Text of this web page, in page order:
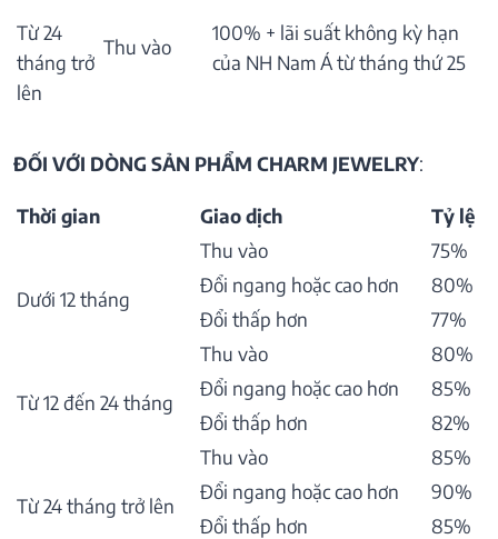
Từ 24
tháng trở
lên
Thu vào
100% + lãi suất không kỳ hạn
của NH Nam Á từ tháng thứ 25
ĐỐI VỚI DÒNG SẢN PHẨM CHARM JEWELRY:
Thời gian Giao dịch Tỷ lệ
Dưới 12 tháng
Thu vào
75%
Đổi ngang hoặc cao hơn
80%
Đổi thấp hơn
77%
Từ 12 đến 24 tháng
Thu vào
80%
Đổi ngang hoặc cao hơn
85%
Đổi thấp hơn
82%
Từ 24 tháng trở lên
Thu vào
85%
Đổi ngang hoặc cao hơn
90%
Đổi thấp hơn
85%